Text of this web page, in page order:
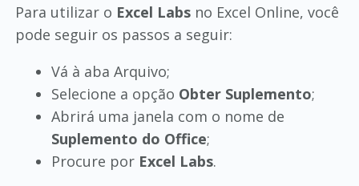
Para utilizar o Excel Labsno Excel Online, você
pode seguir os passos a seguir:
Vá à aba Arquivo;
Selecione a opção Obter Suplemento;
Abrirá uma janela com o nome de
Suplemento do Office;
Procure por Excel Labs.